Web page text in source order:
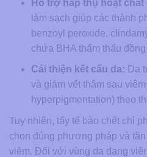
Hỗ trợ hấp thụ hoạt chất
làm sạch giúp các thành
benzoyl peroxide,
chứa BHA thẩm thấu
Cải thiện kết cấu da: Da
và giảm vết thâm sau
hyperpigmentation) theo
Tuy nhiên, tẩy tế bào chết chỉ
chọn đúng phương pháp và
viêm. Đối với vùng da đang